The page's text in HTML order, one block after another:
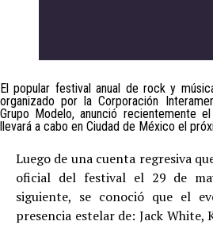
El popular festival anual de rock y
organizado por la Corporación
Grupo Modelo, anunció recientemente
llevará a cabo en Ciudad de México el
Luego de una cuenta regresiva
oficial del festival el 29 de
siguiente, se conoció que el
presencia estelar de: Jack White,